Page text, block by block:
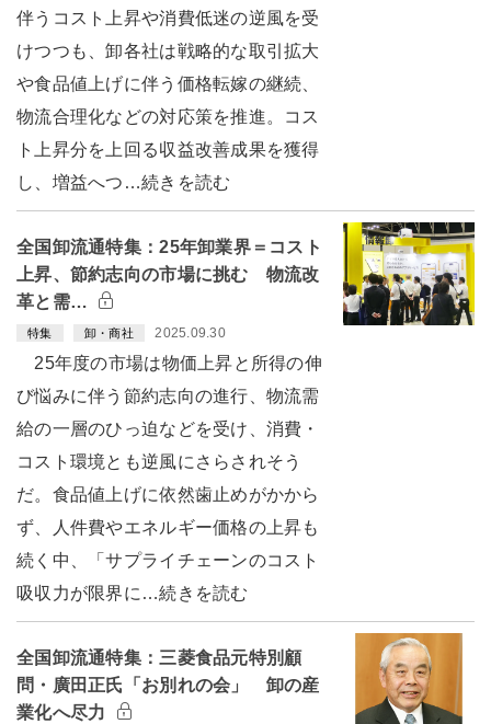
伴うコスト上昇や消費低迷の逆風を受
けつつも、卸各社は戦略的な取引拡大
や食品値上げに伴う価格転嫁の継続、
物流合理化などの対応策を推進。コス
ト上昇分を上回る収益改善成果を獲得
し、増益へつ…続きを読む
全国卸流通特集：25年卸業界＝コスト
上昇、節約志向の市場に挑む 物流改
革と需…
特集 卸・商社 2025.09.30
25年度の市場は物価上昇と所得の伸
び悩みに伴う節約志向の進行、物流需
給の一層のひっ迫などを受け、消費・
コスト環境とも逆風にさらされそう
だ。食品値上げに依然歯止めがかから
ず、人件費やエネルギー価格の上昇も
続く中、「サプライチェーンのコスト
吸収力が限界に…続きを読む
全国卸流通特集：三菱食品元特別顧
問・廣田正氏「お別れの会」 卸の産
業化へ尽力